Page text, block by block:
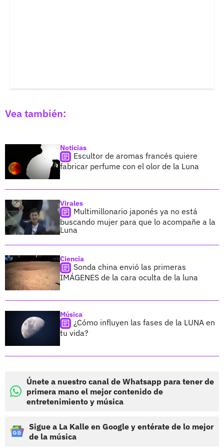
Vea también:
Noticias
Escultor de aromas francés quiere
fabricar perfume con el olor de la Luna
Virales
Multimillonario japonés ya no está
buscando mujer para que lo acompañe a la
Luna
Ciencia
Sonda china envió las primeras
IMÁGENES de la cara oculta de la luna
Música
¿Cómo influyen las fases de la LUNA en
tu vida?
Únete a nuestro canal de Whatsapp para tener de
primera mano el mejor contenido de
entretenimiento y música
Sigue a La Kalle en Google y entérate de lo mejor
de la música